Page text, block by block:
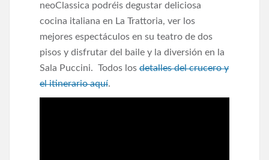
neoClassica podréis degustar deliciosa
cocina italiana en La Trattoria, ver los
mejores espectáculos en su teatro de dos
pisos y disfrutar del baile y la diversión en la
Sala Puccini. Todos los detalles del crucero y
el itinerario aquí.